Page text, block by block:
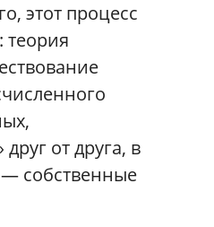
этот процесс
теория
от друга, в
собственные